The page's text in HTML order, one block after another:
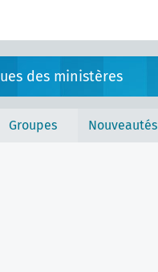
des ministères
Groupes
Nouveautés